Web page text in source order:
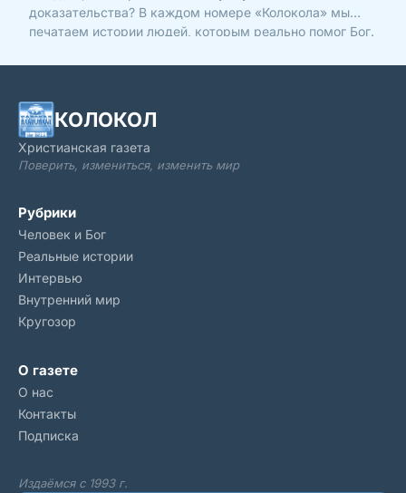
доказательства? В каждом номере «Колокола» мы
печатаем истории людей, которым реально помог Бог.
Вадим Зуенок в одном из номеров «Колокола»
КОЛОКОЛ
Христианская газета
Поверить, измениться, изменить мир
Рубрики
Человек и Бог
Реальные истории
Интервью
Внутренний мир
Кругозор
О газете
О нас
Контакты
Подписка
Издаёмся с 1993 г.